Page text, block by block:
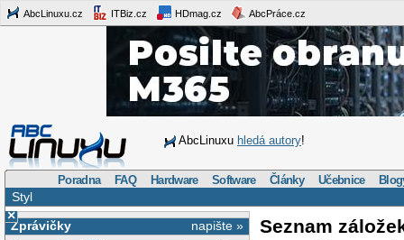
AbcLinuxu.cz ITBiz.cz HDmag.cz AbcPráce.cz
AbcLinuxu hledá autory!
Poradna FAQ Hardware Software Články Učebnice
Styl
×
napište »
Zprávičky
Seznam